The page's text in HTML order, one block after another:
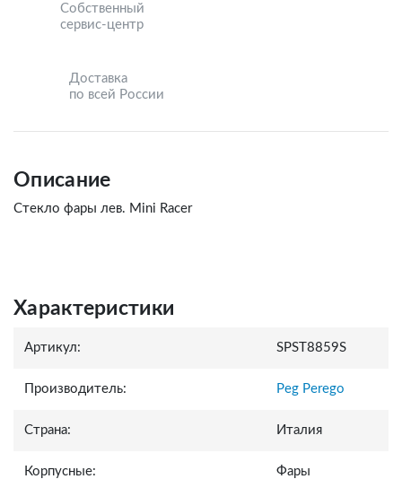
Собственный
сервис-центр
Доставка
по всей России
Описание
Стекло фары лев. Mini Racer
Характеристики
Артикул: SPST8859S
Производитель: Peg Perego
Страна: Италия
Корпусные: Фары